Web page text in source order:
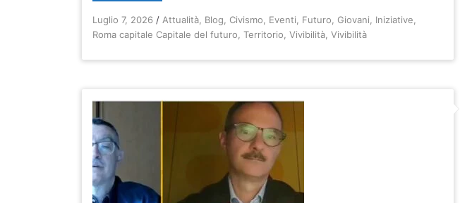
Luglio 7, 2026 / Attualità Blog ,Civismo Eventi Futuro ,Giovani Iniziative
Roma capitale Capitale del futuro ,Territorio ,Vivibilità ,Vivibilità